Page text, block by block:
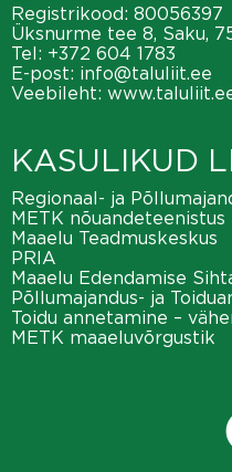
Registrikood: 80056397
Üksnurme tee 8, Saku,
Tel: +372 604 1783
E-post: info@taluliit.ee
Veebileht:
KASULIKUD
Regionaal- ja
METK nõuandeteenistus
Maaelu Teadmuskeskus
PRIA
Maaelu Edendamise
Põllumajandus- ja
Toidu annetamine –
METK maaeluvõrgustik